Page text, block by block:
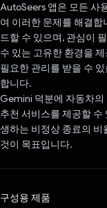
AutoSeers 앱은 모든 사
여 이러한 문제를 해결
드할 수 있으며, 관심이
수 있는 고유한 환경을
필요한 관리를 받을 수
합니다.
Gemini 덕분에 자동차의
추천 서비스를 제공할
생하는 비정상 종료의 비
것이 목표입니다.
구성용 제품